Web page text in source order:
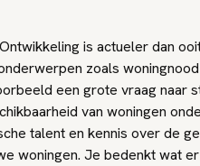
is actueler dan
zoals
een grote vraag naar
van woningen
talent en kennis over de
woningen. Je bedenkt wat